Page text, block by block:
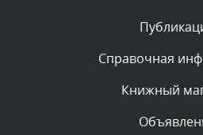
Комментарий
Текст комментария будет
администратором.
Комментарий
Справочная
Книжный